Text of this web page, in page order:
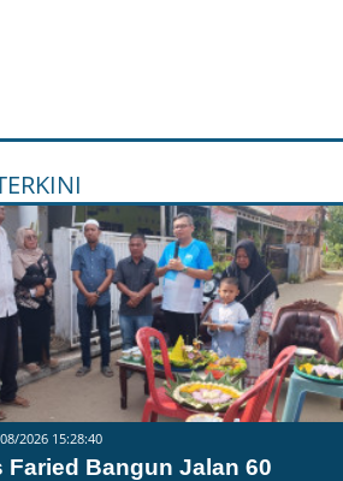
2026 15:28:40
Faried Bangun Jalan 60